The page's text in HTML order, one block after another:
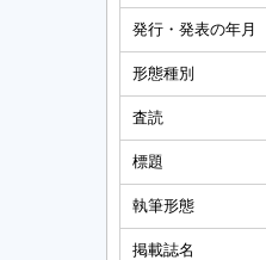
発行・発表の年月
形態種別
査読
標題
執筆形態
掲載誌名